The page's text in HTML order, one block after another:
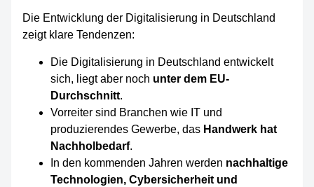
Die Entwicklung der Digitalisierung in Deutschland
zeigt klare Tendenzen:
Die Digitalisierung in Deutschland entwickelt
sich, liegt aber noch unter dem EU-
Durchschnitt.
Vorreiter sind Branchen wie IT und
produzierendes Gewerbe, das Handwerk hat
Nachholbedarf.
In den kommenden Jahren werden nachhaltige
Technologien, Cybersicherheit und